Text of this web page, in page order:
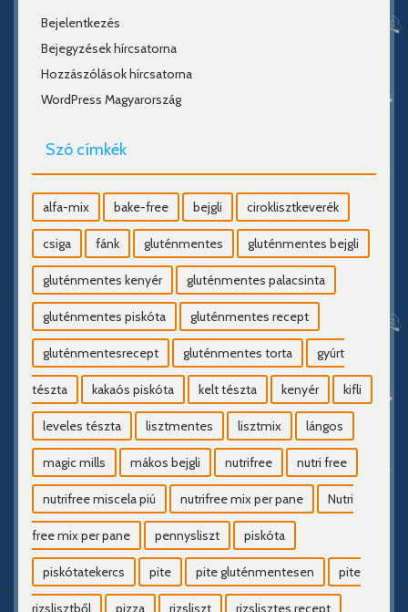
Bejelentkezés
Bejegyzések hírcsatorna
Hozzászólások hírcsatorna
WordPress Magyarország
Szó címkék
alfa-mix bake-free bejgli ciroklisztkeverék
csiga fánk gluténmentes gluténmentes bejgli
gluténmentes kenyér gluténmentes palacsinta
gluténmentes piskóta gluténmentes recept
gluténmentesrecept gluténmentes torta gyúrt
tészta kakaós piskóta kelt tészta kenyér kifli
leveles tészta lisztmentes lisztmix lángos
magic mills mákos bejgli nutrifree nutri free
nutrifree miscela piú nutrifree mix per pane Nutri
free mix per pane pennysliszt piskóta
piskótatekercs pite pite gluténmentesen pite
rizslisztből pizza rizsliszt rizslisztes recept